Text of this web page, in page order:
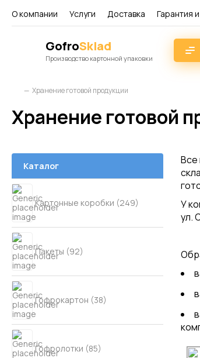
О компании Услуги Доставка Гарантия
GofroSklad
Производство картонной упаковки
Хранение готовой продукции
Хранение готовой
Каталог
Картонные коробки (249)
Пакеты (92)
Гофрокартон (38)
Гофролотки (85)
Все
У
ул.